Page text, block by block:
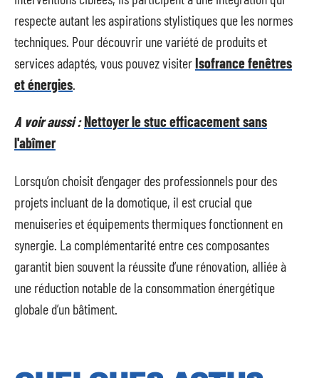
respecte autant les aspirations stylistiques que les normes
techniques. Pour découvrir une variété de produits et
services adaptés, vous pouvez visiterIsofrance fenêtres
et énergies
A voir aussi :Nettoyer le stuc efficacement sans
l'abîmer
Lorsqu’on choisit d’engager des professionnels pour des
projets incluant de la domotique, il est crucial que
menuiseries et équipements thermiques fonctionnent en
synergie. La complémentarité entre ces composantes
garantit bien souvent la réussite d’une rénovation, alliée à
une réduction notable de la consommation énergétique
globale d’un bâtiment.